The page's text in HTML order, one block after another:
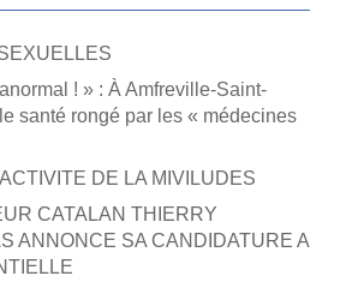
! » : À Amfreville-Saint-
santé rongé par les « médecines
DE LA MIVILUDES
CATALAN THIERRY
ANNONCE SA CANDIDATURE A